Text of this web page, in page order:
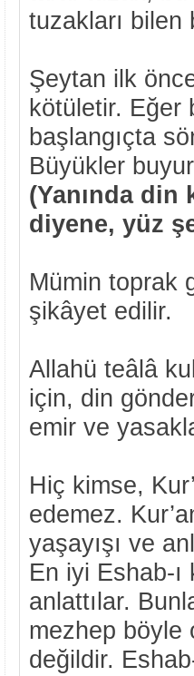
tuzakları bilen
Şeytan ilk
kötületir. Eğer
başlangıçta
Büyükler
(Yanında
diyene, yüz
Mümin toprak
şikâyet edilir.
Allahü teâlâ
için, din
emir ve
Hiç kimse,
edemez.
yaşayışı ve
En iyi Eshab-
anlattılar.
mezhep böyle
değildir.